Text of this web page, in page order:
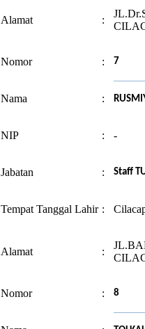
Alamat :
Nomor : 7
Nama :
NIP : -
Jabatan : Staff
Tempat Tanggal Lahir :
Alamat :
Nomor : 8